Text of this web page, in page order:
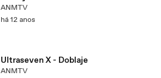
ANMTV
há 12 anos
Ultraseven X - Doblaje
ANMTV